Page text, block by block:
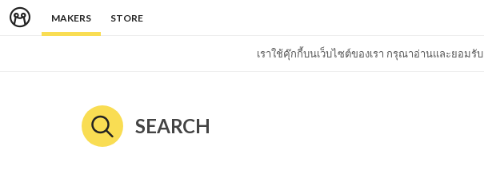
MAKERS STORE
เราใช้คุ๊กกี้บนเว็บไซต์ของเรา กรุณาอ่านและยอมรับ
SEARCH